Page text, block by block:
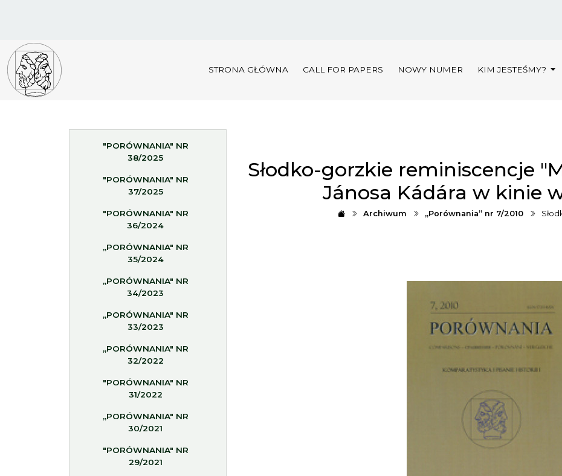
STRONA GŁÓWNA CALL FOR PAPERS NOWY NUMER KIM JESTEŚMY?
"PORÓWNANIA" NR
38/2025
"PORÓWNANIA" NR
37/2025
"PORÓWNANIA" NR
36/2024
„PORÓWNANIA" NR
35/2024
„PORÓWNANIA" NR
34/2023
„PORÓWNANIA" NR
33/2023
„PORÓWNANIA" NR
32/2022
"PORÓWNANIA" NR
31/2022
„PORÓWNANIA" NR
30/2021
"PORÓWNANIA" NR
29/2021
Słodko-gorzkie reminiscencje
Jánosa Kádára w kinie
Archiwum „Porównania” nr 7/2010